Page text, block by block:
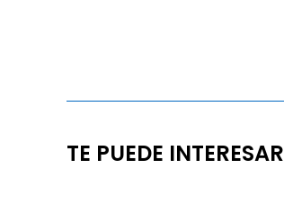
TE PUEDE INTERESAR